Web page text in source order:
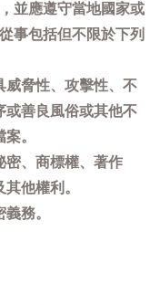
並應遵守當地國家或
事包括但不限於下列
威脅性、攻擊性、不
或善良風俗或其他不
。
密、商標權、著作
他權利。
務。